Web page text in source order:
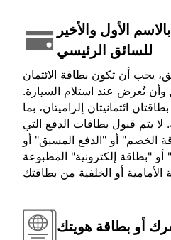
الأول والأخير
للسائق الرئيسي
يجب أن تكون بطاقة الائتمان
تُعرض عند استلام السيارة.
ائتمانيتان إلزاميتان، بما
يتم قبول بطاقات الدفع التي
الخصم" أو "الدفع المسبق" أو
"بطاقة إلكترونية" المطبوعة
الأمامية أو الخلفية من بطاقتك
أو بطاقة هويتك